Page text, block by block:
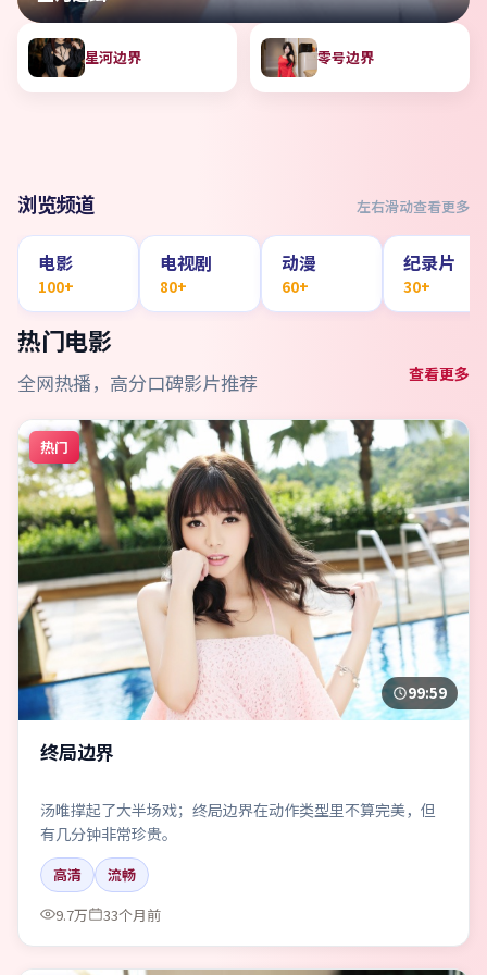
星河边界 零号边界
浏览频道 左右滑动查看更多
电影
100+
电视剧
80+
动漫
60+
纪录片
30+
热门电影
全网热播，高分口碑影片推荐 查看更多
热门
99:59
终局边界
汤唯撑起了大半场戏；终局边界在动作类型里不算完美，但
有几分钟非常珍贵。
高清
流畅
9.7万
33个月前